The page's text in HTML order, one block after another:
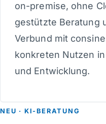
on-premise, ohne
gestützte Beratung
Verbund mit
konkreten Nutzen
und Entwicklung.
NEU · KI-BERATUNG